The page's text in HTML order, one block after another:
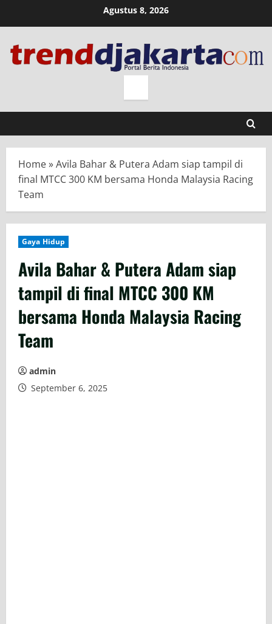
Agustus 8, 2026
Home»Avila Bahar & Putera Adam siap tampil di
final MTCC 300 KM bersama Honda Malaysia Racing
Team
Gaya Hidup
Avila Bahar & Putera Adam siap
tampil di final MTCC 300 KM
bersama Honda Malaysia Racing
Team
admin
September 6, 2025